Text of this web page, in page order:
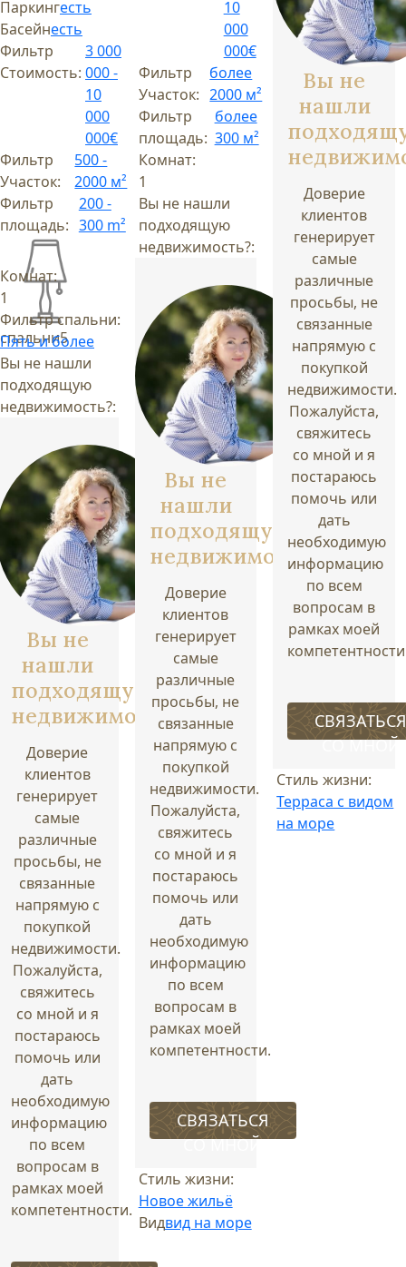
Паркингесть
Басейнесть
Фильтр
Стоимость:
3 000
000 -
10
000
000€
Фильтр
Участок:
500 -
2000 м²
Фильтр
площадь:
200 -
300 m²
спальни5
Комнат:
1
Фильтр спальни:
Пять и более
Вы не нашли
подходящую
недвижимость?:
Вы не
нашли
подходящую
недвижимость?
Доверие
клиентов
генерирует
самые
различные
просьбы, не
связанные
напрямую с
покупкой
недвижимости.
Пожалуйста,
свяжитесь
со мной и я
постараюсь
помочь или
дать
необходимую
информацию
по всем
вопросам в
рамках моей
компетентности.
10
000
000€
Фильтр
Участок:
более
2000 м²
Фильтр
площадь:
более
300 м²
Комнат:
1
Вы не нашли
подходящую
недвижимость?:
Вы не
нашли
подходящую
недвижимость?
Доверие
клиентов
генерирует
самые
различные
просьбы, не
связанные
напрямую с
покупкой
недвижимости.
Пожалуйста,
свяжитесь
со мной и я
постараюсь
помочь или
дать
необходимую
информацию
по всем
вопросам в
рамках моей
компетентности.
СВЯЗАТЬСЯ
СО МНОЙ
Стиль жизни:
Новое жильё
Видвид на море
Вы не
нашли
Доверие
клиентов
генерирует
самые
различные
просьбы, не
связанные
напрямую с
покупкой
недвижимости.
Пожалуйста,
свяжитесь
со мной и я
постараюсь
помочь или
дать
необходимую
информацию
по всем
вопросам в
рамках моей
СО МНОЙ
Стиль жизни:
Терраса с видом
на море